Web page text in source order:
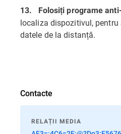
13. Folosiți programe
localiza dispozitivul, pentru
datele de la distanță.
Contacte
RELAȚII MEDIA